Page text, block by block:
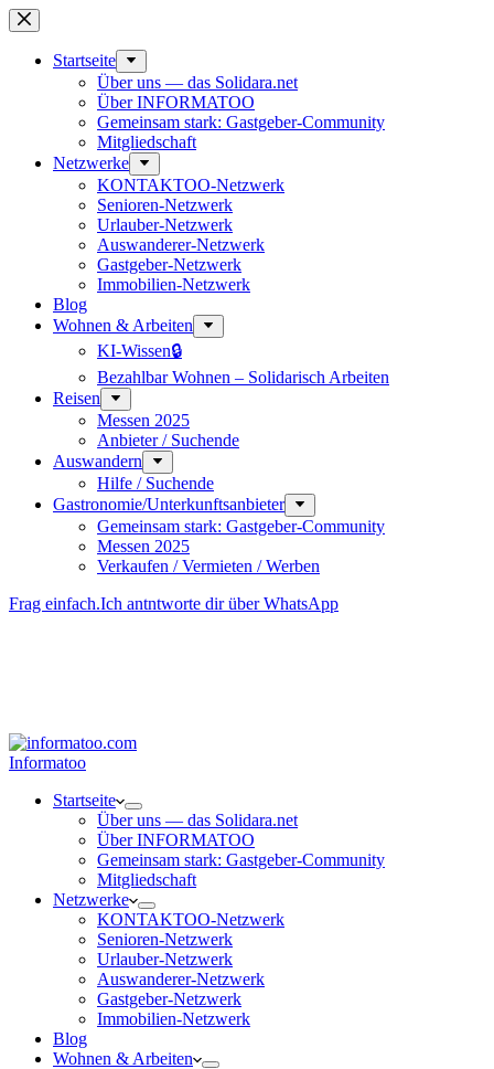
Zum
Inhalt
springenStart­seite
Über uns — das Solidara.net
Über INFORMATOO
Gemeinsam stark: Gastgeber-Community
Mitglied­schaft
Netzwerke
KONTAKTOO-Netzwerk
Senioren-Netzwerk
Urlauber-Netzwerk
Auswan­derer-Netzwerk
Gastgeber-Netzwerk
Immobilien-Netzwerk
Blog
Wohnen & Arbeiten
KI-Wissen🔒
Bezahlbar Wohnen – Solida­risch Arbeiten
Reisen
Messen 2025
Anbieter / Suchende
Auswandern
Hilfe / Suchende
Gastronomie/Unterkunftsanbieter
Gemeinsam stark: Gastgeber-Community
Messen 2025
Verkaufen / Vermieten / Werben
Frag einfach.Ich antntworte dir über WhatsApp
Informatoo
Start­seite
Über uns — das Solidara.net
Über INFORMATOO
Gemeinsam stark: Gastgeber-Community
Mitglied­schaft
Netzwerke
KONTAKTOO-Netzwerk
Senioren-Netzwerk
Urlauber-Netzwerk
Auswan­derer-Netzwerk
Gastgeber-Netzwerk
Immobilien-Netzwerk
Blog
Wohnen & Arbeiten